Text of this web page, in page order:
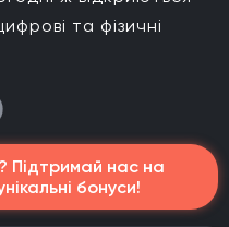
та фізичні
Підтримай нас на
бонуси!